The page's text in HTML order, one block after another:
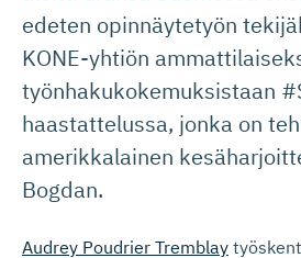
edeten opinnäytetyön
KONE-yhtiön
työnhakukokemuksistaan
haastattelussa, jonka on
amerikkalainen
Bogdan.
Audrey Poudrier Tremblay